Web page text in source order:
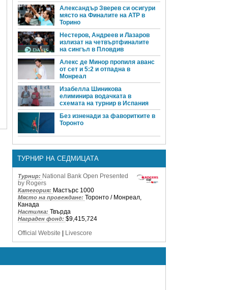
Александър Зверев си осигури
място на Финалите на ATP в
Торино
Нестеров, Андреев и Лазаров
излизат на четвъртфиналите
на сингъл в Пловдив
Алекс де Минор пропиля аванс
от сет и 5:2 и отпадна в
Монреал
Изабелла Шиникова
елиминира водачката в
схемата на турнир в Испания
Без изненади за фаворитките в
Торонто
ТУРНИР НА СЕДМИЦАТА
Турнир: National Bank Open Presented
by Rogers
Категория: Мастърс 1000
Място на провеждане: Торонто / Монреал,
Канада
Настилка: Твърда
Награден фонд: $9,415,724
Official Website | Livescore